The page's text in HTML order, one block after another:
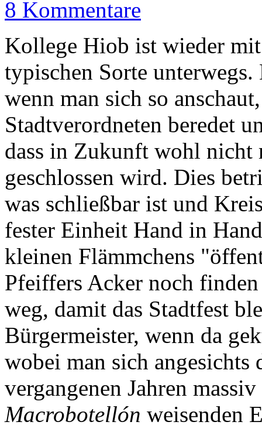
8 Kommentare
Kollege Hiob ist wieder
typischen Sorte
wenn man sich so
Stadtverordneten beredet
dass in Zukunft wohl nicht
geschlossen wird. Dies
was schließbar ist und
fester Einheit Hand in
kleinen Flämmchens
Pfeiffers Acker noch
weg, damit das Stadtfest
Bürgermeister, wenn da
wobei man sich angesichts
vergangenen Jahren
Macrobotellón weisenden